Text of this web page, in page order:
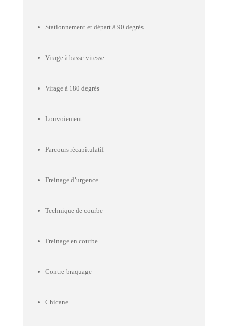
Stationnement et départ à 90 degrés
Virage à basse vitesse
Virage à 180 degrés
Louvoiement
Parcours récapitulatif
Freinage d’urgence
Technique de courbe
Freinage en courbe
Contre-braquage
Chicane